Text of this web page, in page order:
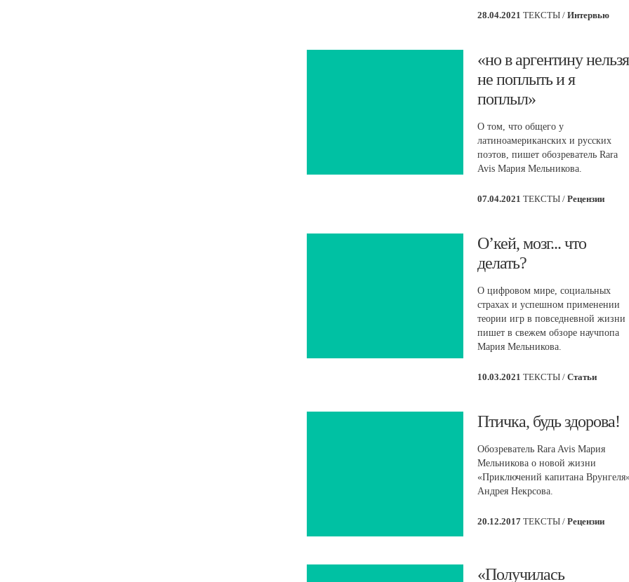
28.04.2021 ТЕКСТЫ / Интервью
​«но в аргентину нельзя
не поплыть и я
поплыл»
О том, что общего у
латиноамериканских и русских
поэтов, пишет обозреватель Rara
Avis Мария Мельникова.
07.04.2021 ТЕКСТЫ / Рецензии
​О’кей, мозг... что
делать?
О цифровом мире, социальных
страхах и успешном применении
теории игр в повседневной жизни
пишет в свежем обзоре научпопа
Мария Мельникова.
10.03.2021 ТЕКСТЫ / Статьи
Птичка, будь здорова!
Обозреватель Rara Avis Мария
Мельникова о новой жизни
«Приключений капитана
Андрея Некрсова.
20.12.2017 ТЕКСТЫ / Рецензии
​«Получилась